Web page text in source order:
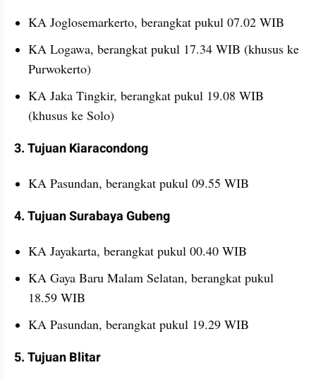
KA Joglosemarkerto, berangkat pukul 07.02 WIB
KA Logawa, berangkat pukul 17.34 WIB (khusus ke
Purwokerto)
KA Jaka Tingkir, berangkat pukul 19.08 WIB
(khusus ke Solo)
3. Tujuan Kiaracondong
KA Pasundan, berangkat pukul 09.55 WIB
4. Tujuan Surabaya Gubeng
KA Jayakarta, berangkat pukul 00.40 WIB
KA Gaya Baru Malam Selatan, berangkat pukul
18.59 WIB
KA Pasundan, berangkat pukul 19.29 WIB
5. Tujuan Blitar